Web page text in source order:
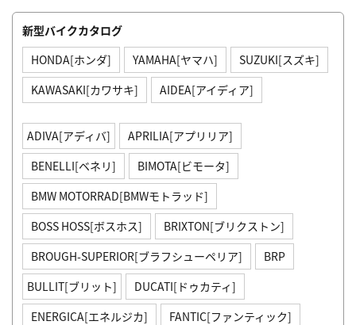
新型バイクカタログ
HONDA[ホンダ]
YAMAHA[ヤマハ]
SUZUKI[スズキ]
KAWASAKI[カワサキ]
AIDEA[アイディア]
ADIVA[アディバ]
APRILIA[アプリリア]
BENELLI[ベネリ]
BIMOTA[ビモータ]
BMW MOTORRAD[BMWモトラッド]
BOSS HOSS[ボスホス]
BRIXTON[ブリクストン]
BROUGH-SUPERIOR[ブラフシューペリア]
BRP
BULLIT[ブリット]
DUCATI[ドゥカティ]
ENERGICA[エネルジカ]
FANTIC[ファンティック]